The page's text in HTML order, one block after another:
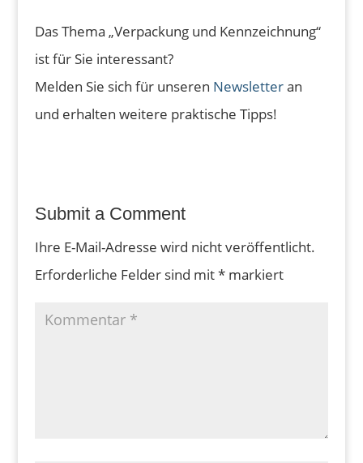
Das Thema „Verpackung und Kennzeichnung“
ist für Sie interessant?
Melden Sie sich für unseren Newsletteran
und erhalten weitere praktische Tipps!
Submit a Comment
Ihre E-Mail-Adresse wird nicht veröffentlicht.
Erforderliche Felder sind mit*markiert